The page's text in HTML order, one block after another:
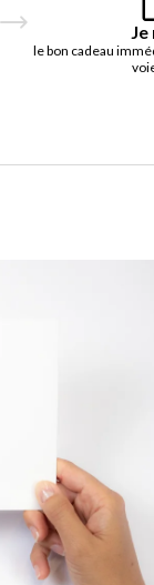
Je
le bon cadeau